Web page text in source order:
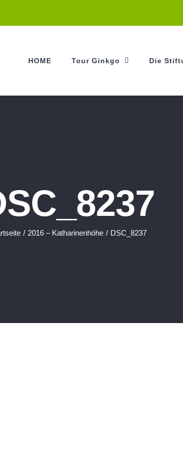
HOME Tour Ginkgo Die
/ 2016 – Katharinenhöhe / DSC_8237